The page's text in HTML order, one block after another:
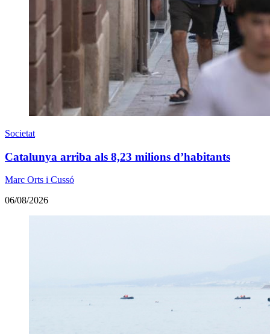
Societat
Catalunya arriba als 8,23 milions d’habitants
Marc Orts i Cussó
06/08/2026